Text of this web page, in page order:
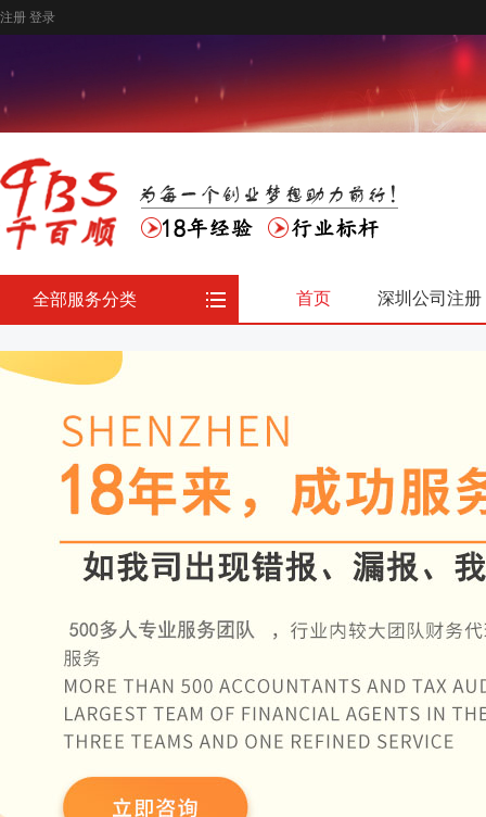
注册 登录
全部服务分类 首页 深圳公司注册